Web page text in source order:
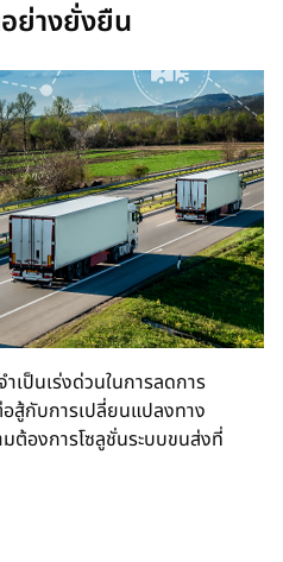
ย่างยั่งยืน
เป็นเร่งด่วนในการลดการ
สู้กับการเปลี่ยนแปลงทาง
ต้องการโซลูชั่นระบบขนส่งที่